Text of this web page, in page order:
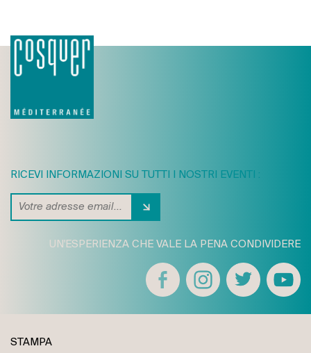
RICEVI INFORMAZIONI SU TUTTI I NOSTRI EVENTI :
UN'ESPERIENZA CHE VALE LA PENA CONDIVIDERE
STAMPA